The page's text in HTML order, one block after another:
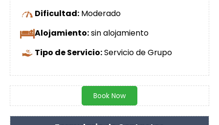
Dificultad: Moderado
Alojamiento:sin alojamiento
Tipo de Servicio:Servicio de Grupo
Book Now